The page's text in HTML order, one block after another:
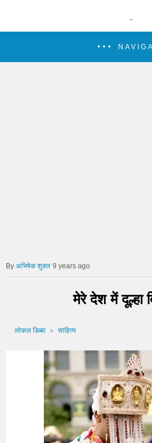
अभिषेक शुक्ल 9 years ago
मेरे देश में दूल्हा
लोकल डिब्बा साहित्य